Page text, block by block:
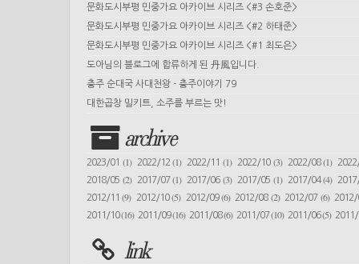
문화도시부평 민중가요 아카이브 시리즈 <#3 손호준>
문화도시부평 민중가요 아카이브 시리즈 <#2 하태준>
문화도시부평 민중가요 아카이브 시리즈 <#1 최도은>
도아님의 블로그에 합류하게 된 丹風입니다.
충주 순대국 사대천왕 - 충주이야기 79
대한곱창 밀키트, 소주를 부르는 맛!
archive
2023/01 (1) 2022/12(1) 2022/11(1) 2022/10 (3) 2022/08(1)
2018/05 (2) 2017/07(1) 2017/06(3) 2017/05 (1) 2017/04(4)
2012/11(9) 2012/10(5) 2012/09(6) 2012/08 (2) 2012/07 (6)
2011/10(16) 2011/09(16) 2011/08(6) 2011/07(10) 2011/06(5)
link